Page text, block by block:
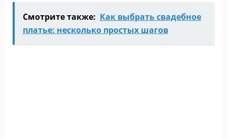
Смотрите также: Как выбрать свадебное
платье: несколько простых шагов